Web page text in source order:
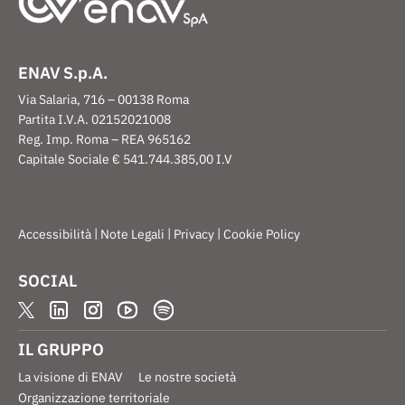
ENAV S.p.A.
Via Salaria, 716 – 00138 Roma
Partita I.V.A. 02152021008
Reg. Imp. Roma – REA 965162
Capitale Sociale € 541.744.385,00 I.V
Accessibilità | Note Legali | Privacy | Cookie Policy
SOCIAL
IL GRUPPO
La visione di ENAV
Le nostre società
Organizzazione territoriale